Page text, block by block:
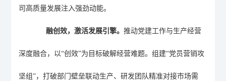
司高质量发展注入强劲动能。
融创效，激活发展引擎。推动党建工作与生产经营
深度融合，以“创效”为 目标破解经营难题。组建“党员营销攻
坚组”，打破部门壁垒联动生产、研发团队精准对接市场需